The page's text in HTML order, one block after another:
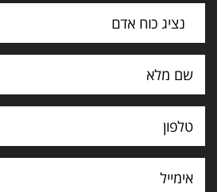
נציג כוח אדם